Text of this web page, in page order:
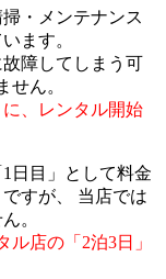
・メンテナンス
ます。
障してしまう可
せん。
、レンタル開始
日目」として料金
すが、 当店では
。
ル店の「2泊3日」